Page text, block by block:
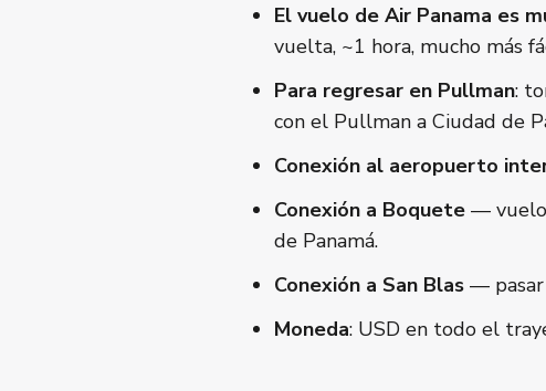
El vuelo de Air Panama es
vuelta, ~1 hora, mucho más
Para regresar en Pullman:
con el Pullman a Ciudad de
Conexión al aeropuerto
Conexión a Boquete — vuelo
de Panamá.
Conexión a San Blas — pasar
Moneda: USD en todo el